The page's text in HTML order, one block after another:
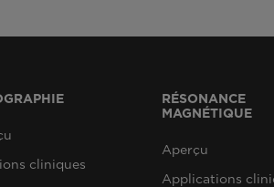
cliniques
RÉSONANCE
MAGNÉTIQUE
Aperçu
Applications